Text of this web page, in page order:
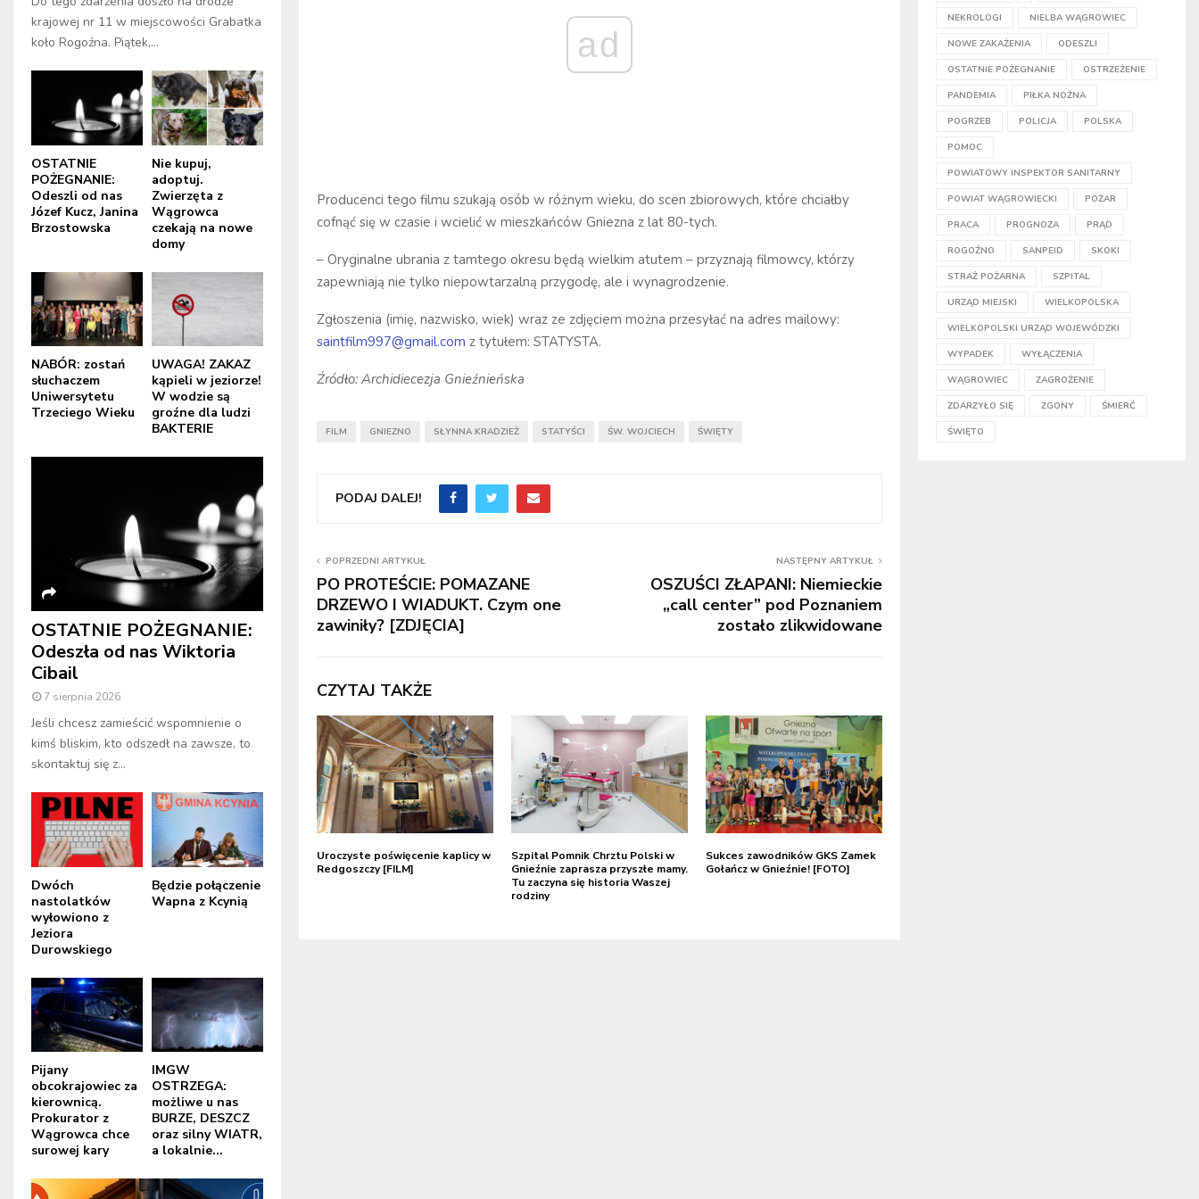
ad
Producenci tego filmu szukają osób w różnym wieku, do scen zbiorowych, które chciałby
cofnąć się w czasie i wcielić w mieszkańców Gniezna z lat 80-tych.
– Oryginalne ubrania z tamtego okresu będą wielkim atutem – przyznają filmowcy, którzy
zapewniają nie tylko niepowtarzalną przygodę, ale i wynagrodzenie.
Zgłoszenia (imię, nazwisko, wiek) wraz ze zdjęciem można przesyłać na adres mailowy:
saintfilm997@gmail.com z tytułem: STATYSTA.
Źródło: Archidiecezja Gnieźnieńska
FILM GNIEZNO SŁYNNA KRADZIEŻ STATYŚCI ŚW. WOJCIECH ŚWIĘTY
PODAJ DALEJ!
POPRZEDNI ARTYKUŁ
PO PROTEŚCIE: POMAZANE
DRZEWO I WIADUKT. Czym one
zawiniły? [ZDJĘCIA]
NASTĘPNY ARTYKUŁ
OSZUŚCI ZŁAPANI: Niemieckie
„call center” pod Poznaniem
zostało zlikwidowane
CZYTAJ TAKŻE
Uroczyste poświęcenie kaplicy w
Redgoszczy [FILM]
Szpital Pomnik Chrztu Polski w
Gnieźnie zaprasza przyszłe mamy.
Tu zaczyna się historia Waszej
rodziny
Sukces zawodników GKS Zamek
Gołańcz w Gnieźnie! [FOTO]
krajowej nr 11 w miejscowości Grabatka
koło Rogoźna. Piątek,...
OSTATNIE
POŻEGNANIE:
Odeszli od nas
Józef Kucz, Janina
Brzostowska
Nie kupuj,
adoptuj.
Zwierzęta z
Wągrowca
czekają na nowe
domy
NABÓR: zostań
słuchaczem
Uniwersytetu
Trzeciego Wieku
UWAGA! ZAKAZ
kąpieli w jeziorze!
W wodzie są
groźne dla ludzi
BAKTERIE
OSTATNIE POŻEGNANIE:
Odeszła od nas Wiktoria
Cibail
7 sierpnia 2026
Jeśli chcesz zamieścić wspomnienie o
kimś bliskim, kto odszedł na zawsze, to
skontaktuj się z...
Dwóch
nastolatków
wyłowiono z
Jeziora
Durowskiego
Będzie połączenie
Wapna z Kcynią
Pijany
obcokrajowiec za
kierownicą.
Prokurator z
Wągrowca chce
surowej kary
IMGW
OSTRZEGA:
możliwe u nas
BURZE, DESZCZ
oraz silny WIATR,
a lokalnie...
NEKROLOGI NIELBA WĄGROWIEC
NOWE ZAKAŻENIA ODESZLI
OSTATNIE POŻEGNANIE OSTRZEŻENIE
PANDEMIA PIŁKA NOŻNA
POGRZEB POLICJA POLSKA
POMOC
POWIATOWY INSPEKTOR SANITARNY
POWIAT WĄGROWIECKI POŻAR
PRACA PROGNOZA PRĄD
ROGOŹNO SANPEID SKOKI
STRAŻ POŻARNA SZPITAL
URZĄD MIEJSKI WIELKOPOLSKA
WIELKOPOLSKI URZĄD WOJEWÓDZKI
WYPADEK WYŁĄCZENIA
WĄGROWIEC ZAGROŻENIE
ZDARZYŁO SIĘ ZGONY ŚMIERĆ
ŚWIĘTO